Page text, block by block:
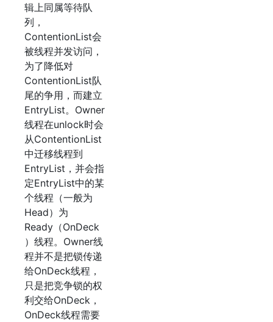
辑上同属等待队
列，
ContentionList会
被线程并发访问，
为了降低对
ContentionList队
尾的争用，而建立
EntryList。Owner
线程在unlock时会
从ContentionList
中迁移线程到
EntryList，并会指
定EntryList中的某
个线程（一般为
Head）为
Ready（OnDeck
）线程。Owner线
程并不是把锁传递
给OnDeck线程，
只是把竞争锁的权
利交给OnDeck，
OnDeck线程需要